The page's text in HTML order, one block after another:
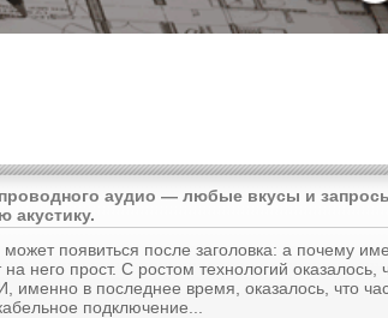
аудио — любые вкусы и
акустику.
появиться после заголовка: а почему
него прост. С ростом технологий оказалось,
именно в последнее время, оказалось, что
подключение...